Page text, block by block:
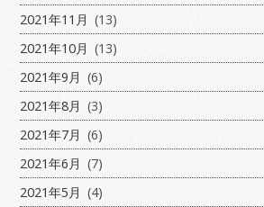
2021年11月 (13)
2021年10月 (13)
2021年9月 (6)
2021年8月 (3)
2021年7月 (6)
2021年6月 (7)
2021年5月 (4)